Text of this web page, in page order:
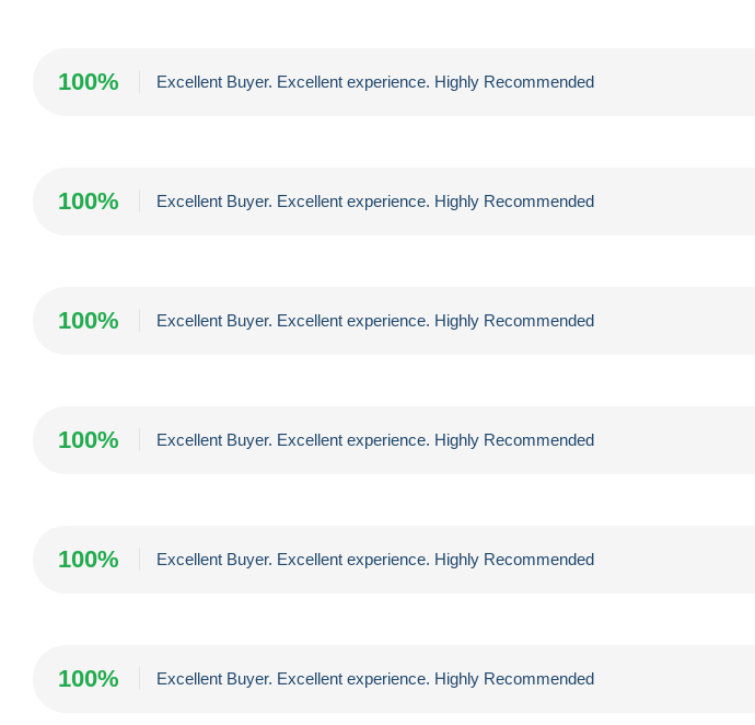
100% Excellent Buyer. Excellent experience. Highly Recommended
100% Excellent Buyer. Excellent experience. Highly Recommended
100% Excellent Buyer. Excellent experience. Highly Recommended
100% Excellent Buyer. Excellent experience. Highly Recommended
100% Excellent Buyer. Excellent experience. Highly Recommended
100% Excellent Buyer. Excellent experience. Highly Recommended